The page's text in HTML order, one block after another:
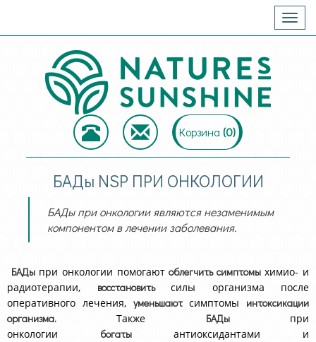
Корзина (0)
БАДы NSP ПРИ ОНКОЛОГИИ
БАДы при онкологии являются незаменимым
компонентом в лечении заболевания.
БАДы при онкологии помогаютоблегчить симптомыхимио- и
радиотерапии, восстановить силы организма после
оперативного лечения, уменьшаютсимптомы интоксикации
организма. Также БАДы при
онкологии богаты антиоксидантами и